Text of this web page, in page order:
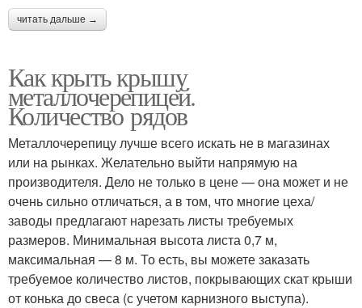
читать дальше →
Как крыть крышу
металлочерепицей.
Количество рядов
Металлочерепицу лучше всего искать не в магазинах
или на рынках. Желательно выйти напрямую на
производителя. Дело не только в цене — она может и не
очень сильно отличаться, а в том, что многие цеха/
заводы предлагают нарезать листы требуемых
размеров. Минимальная высота листа 0,7 м,
максимальная — 8 м. То есть, вы можете заказать
требуемое количество листов, покрывающих скат крыши
от конька до свеса (с учетом карнизного выступа).